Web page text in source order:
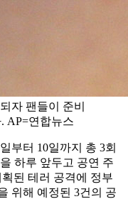
자 팬들이 준비
AP=연합뉴스
부터 10일까지 총 3회
하루 앞두고 공연 주
된 테러 공격에 정부
위해 예정된 3건의 공